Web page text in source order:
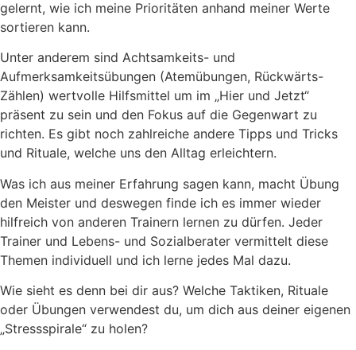
gelernt, wie ich meine Prioritäten anhand meiner Werte
sortieren kann.
Unter anderem sind Achtsamkeits- und
Aufmerksamkeitsübungen (Atemübungen, Rückwärts-
Zählen) wertvolle Hilfsmittel um im „Hier und Jetzt“
präsent zu sein und den Fokus auf die Gegenwart zu
richten. Es gibt noch zahlreiche andere Tipps und Tricks
und Rituale, welche uns den Alltag erleichtern.
Was ich aus meiner Erfahrung sagen kann, macht Übung
den Meister und deswegen finde ich es immer wieder
hilfreich von anderen Trainern lernen zu dürfen. Jeder
Trainer und Lebens- und Sozialberater vermittelt diese
Themen individuell und ich lerne jedes Mal dazu.
Wie sieht es denn bei dir aus? Welche Taktiken, Rituale
oder Übungen verwendest du, um dich aus deiner eigenen
„Stressspirale“ zu holen?